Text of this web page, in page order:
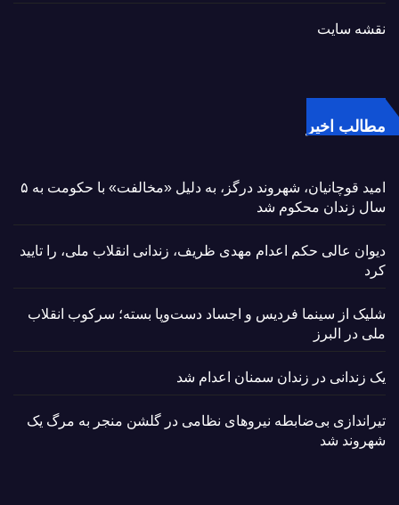
نقشه سایت
مطالب اخیر
امید قوچانیان، شهروند درگز، به دلیل «مخالفت» با حکومت به ۵
سال زندان محکوم شد
دیوان عالی حکم اعدام مهدی ظریف، زندانی انقلاب ملی، را تایید
کرد
شلیک از سینما فردیس و اجساد دست‌وپا بسته؛ سرکوب انقلاب
ملی در البرز
یک زندانی در زندان سمنان اعدام شد
تیراندازی بی‌ضابطه نیروهای نظامی در گلشن منجر به مرگ یک
شهروند شد